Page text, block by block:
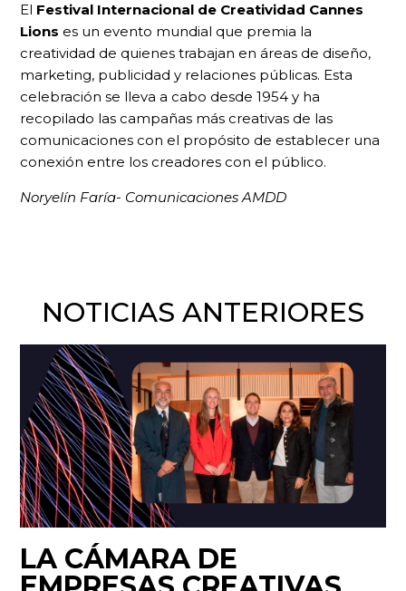
El Festival Internacional de Creatividad Cannes
Lions ​​ es un evento mundial que premia la
creatividad de quienes trabajan en áreas de diseño,
marketing, publicidad y relaciones públicas. Esta
celebración se lleva a cabo desde 1954 y ha
recopilado las campañas más creativas de las
comunicaciones con el propósito de establecer una
conexión entre los creadores con el público.
Noryelín Faría- Comunicaciones AMDD
NOTICIAS ANTERIORES
LA CÁMARA DE